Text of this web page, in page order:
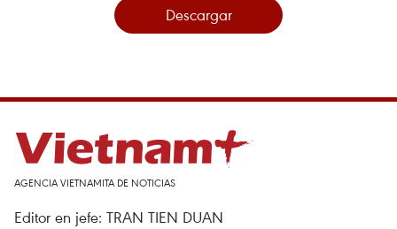
Descargar
AGENCIA VIETNAMITA DE NOTICIAS
Editor en jefe: TRAN TIEN DUAN